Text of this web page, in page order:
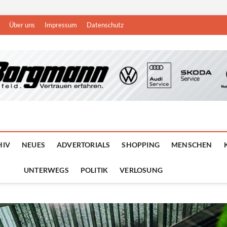
Über uns Impressum Datenschutz
NIEDERRHEIN
NEUES ADVERTORIALS SHOPPING MENSCHEN
UNTERWEGS POLITIK VERLOSUNG